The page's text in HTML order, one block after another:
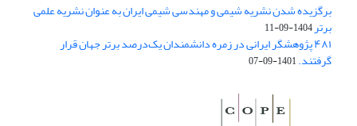
برگزیده شدن نشریه شیمی و مهندسی شیمی ایران به عنوان نشریه علمی
برتر1404-09-11
۴۸۱ پژوهشگر ایرانی در زمره دانشمندان یک‌درصد برتر جهان قرار
گرفتند.1401-09-07